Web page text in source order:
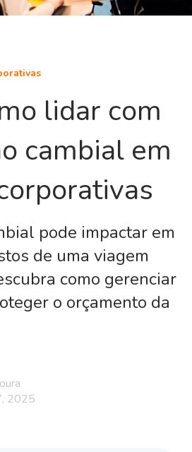
lidar com
cambial em
pode impactar em
de uma viagem
como gerenciar
o orçamento da
2025